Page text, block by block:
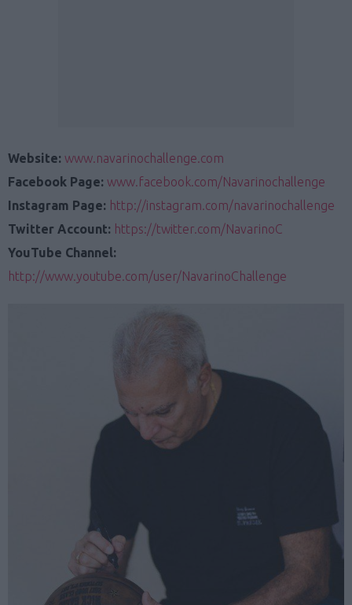
Website: www.navarinochallenge.com
Facebook Page: www.facebook.com/Navarinochallenge
Instagram Page: http://instagram.com/navarinochallenge
Twitter Account: https://twitter.com/NavarinoC
YouTube Channel:
http://www.youtube.com/user/NavarinoChallenge